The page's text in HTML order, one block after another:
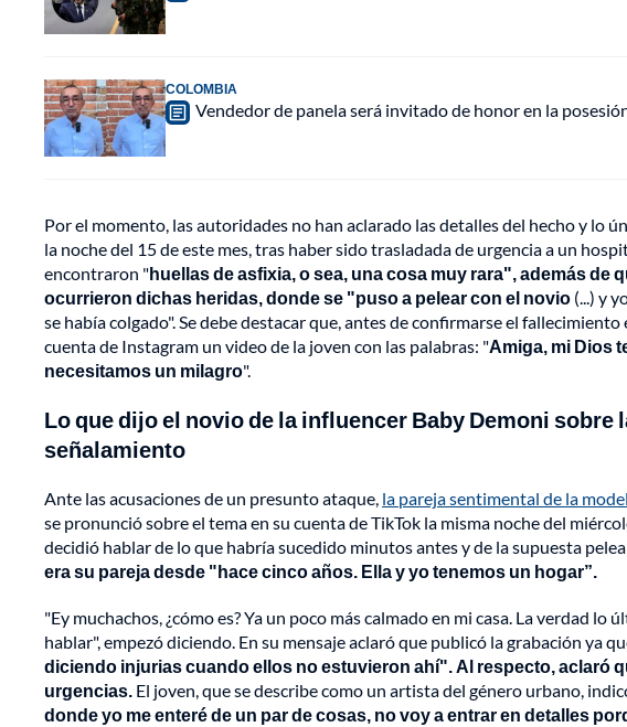
COLOMBIA
Vendedor de panela será invitado de honor en la
Por el momento, las autoridades no han aclarado las detalles del hecho y lo
la noche del 15 de este mes, tras haber sido trasladada de urgencia a un
encontraron "huellas de asfixia, o sea, una cosa muy rara", además
ocurrieron dichas heridas, donde se "puso a pelear con el novio (...) y
se había colgado". Se debe destacar que, antes de confirmarse el
cuenta de Instagram un video de la joven con las palabras: "Amiga, mi Dios
necesitamos un milagro".
Lo que dijo el novio de la influencer Baby Demoni sobre
señalamiento
Ante las acusaciones de un presunto ataque, la pareja sentimental de la
se pronunció sobre el tema en su cuenta de TikTok la misma noche del
decidió hablar de lo que habría sucedido minutos antes y de la supuesta
era su pareja desde "hace cinco años. Ella y yo tenemos un hogar”.
"Ey muchachos, ¿cómo es? Ya un poco más calmado en mi casa. La verdad
hablar", empezó diciendo. En su mensaje aclaró que publicó la grabación ya
diciendo injurias cuando ellos no estuvieron ahí". Al respecto, aclaró
urgencias. El joven, que se describe como un artista del género urbano,
donde yo me enteré de un par de cosas, no voy a entrar en detalles